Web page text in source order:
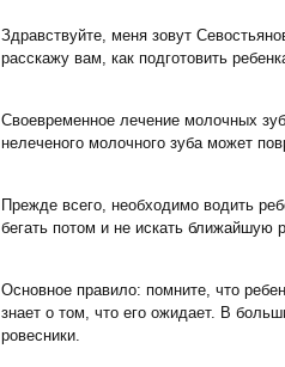
Здравствуйте, меня зовут
расскажу вам, как подготовить
Своевременное лечение молочных
нелеченого молочного зуба может
Прежде всего, необходимо водить
бегать потом и не искать
Основное правило: помните, что
знает о том, что его ожидает. В
ровесники.